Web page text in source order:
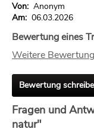
Von: Anonym
Am: 06.03.2026
Bewertung eines
Weitere
Bewertung
Fragen und
natur"